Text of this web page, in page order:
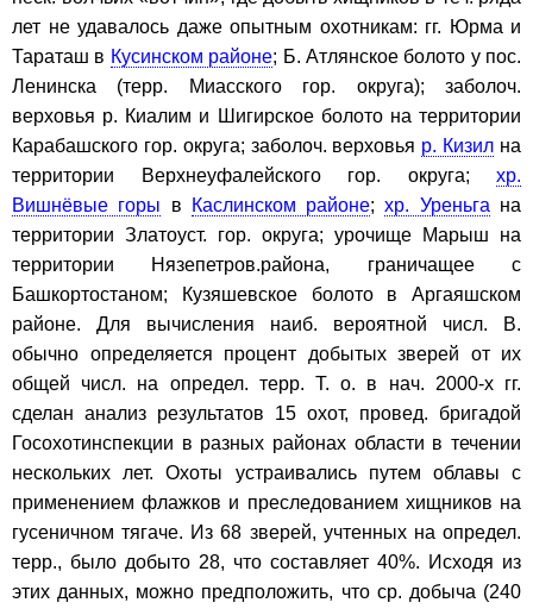
лет не удавалось даже опытным охотникам: гг. Юрма и
Тараташ в Кусинском районе; Б. Атлянское болото у пос.
Ленинска (терр. Миасского гор. округа); заболоч.
верховья р. Киалим и Шигирское болото на территории
Карабашского гор. округа; заболоч. верховья р. Кизил на
территории Верхнеуфалейского гор. округа; хр.
Вишнёвые горы в Каслинском районе;хр. Уреньга на
территории Златоуст. гор. округа; урочище Марыш на
территории Нязепетров.района, граничащее с
Башкортостаном; Кузяшевское болото в Аргаяшском
районе. Для вычисления наиб. вероятной числ. В.
обычно определяется процент добытых зверей от их
общей числ. на определ. терр. Т. о. в нач. 2000-х гг.
сделан анализ результатов 15 охот, провед. бригадой
Госохотинспекции в разных районах области в течении
нескольких лет. Охоты устраивались путем облавы с
применением флажков и преследованием хищников на
гусеничном тягаче. Из 68 зверей, учтенных на определ.
терр., было добыто 28, что составляет 40%. Исходя из
этих данных, можно предположить, что ср. добыча (240